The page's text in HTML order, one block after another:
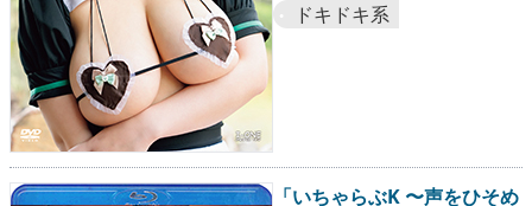
ドキドキ系
「いちゃらぶK 〜声をひそめ